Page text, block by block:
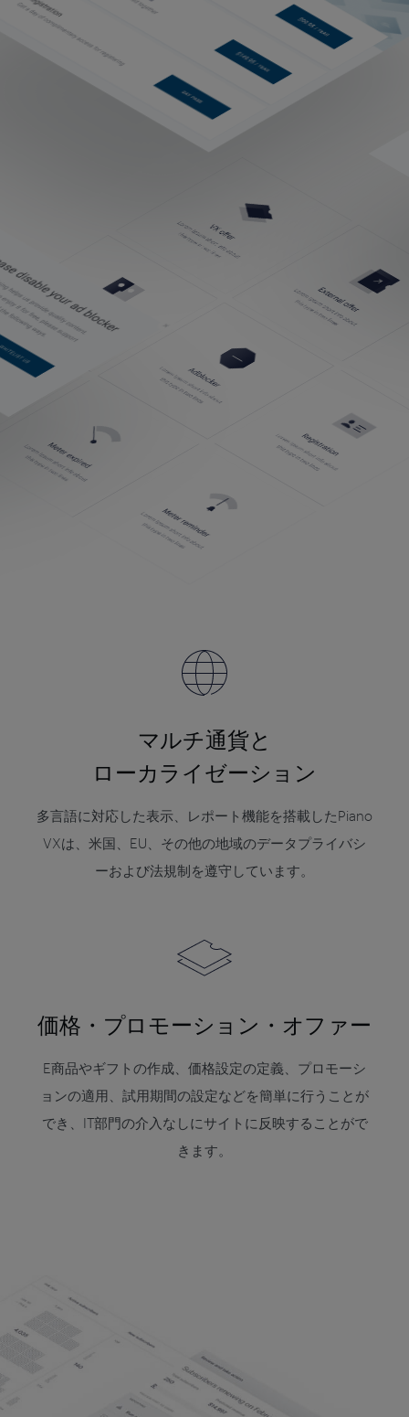
マルチ通貨と
ローカライゼーション
多言語に対応した表示、レポート機能を搭載したPiano
VXは、米国、EU、その他の地域のデータプライバシ
ーおよび法規制を遵守しています。
価格・プロモーション・オファー
E商品やギフトの作成、価格設定の定義、プロモーシ
ョンの適用、試用期間の設定などを簡単に行うことが
でき、IT部門の介入なしにサイトに反映することがで
きます。